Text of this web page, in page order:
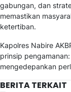
gabungan, dan
memastikan
ketertiban.
Kapolres Nabire
prinsip
mengedepankan
BERITA TERKAIT